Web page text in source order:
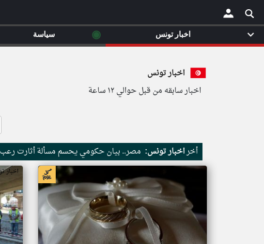
×
اخبار تونس
اخبار سابقه من قبل حوالي ١٢ ساعة
أخراخبار تونس: مصر.. بيان حكومي يحسم مسألة أثارت رعب
اخبار تونس من جريدة الشروق التونسية اخبار
اخبار تونس ◉ سياسة